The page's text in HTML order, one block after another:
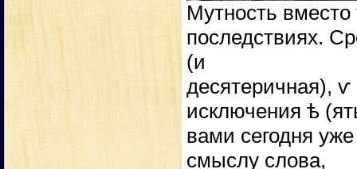
Мутность вместо
последствиях.
(и
десятеричная),
исключения ѣ
вами сегодня
смыслу слова,